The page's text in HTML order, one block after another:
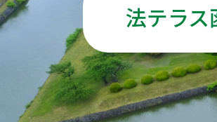
法テラス